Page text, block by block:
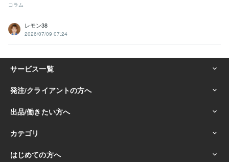
コラム
レモン38
2026/07/09 07:24